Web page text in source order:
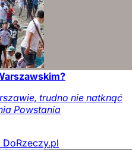
trudno nie natknąć
Powstania
DoRzeczy.pl